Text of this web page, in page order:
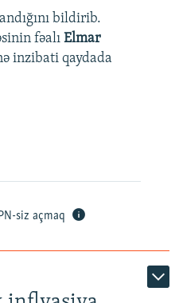
bildirib.
fəalı Elmar
inzibati qaydada
siz açmaq